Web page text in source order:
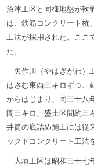
沼津工区と同様地盤が軟
は、鉄筋コンクリート杭
工法が採用された。ここ
た。
矢作川（やはぎがわ）
はさむ東西三キロずつ、
からはじまり、同三十八
間三キロ、盛土区間約三
井筒の底詰め施工には従
ックドコンクリート工法
大垣工区は昭和三十七